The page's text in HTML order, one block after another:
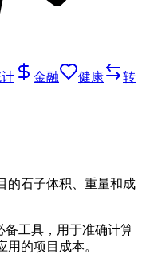
金融 健康
转
的石子体积、重量和成
备工具，用于准确计算
的项目成本。